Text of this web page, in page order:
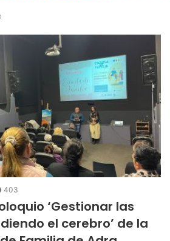
403
‘Gestionar las
el cerebro’ de la